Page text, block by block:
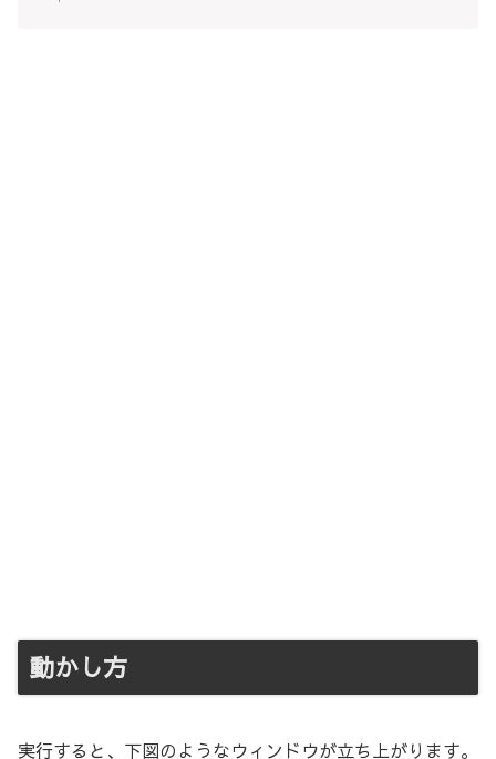
動かし方
実行すると、下図のようなウィンドウが立ち上がります。